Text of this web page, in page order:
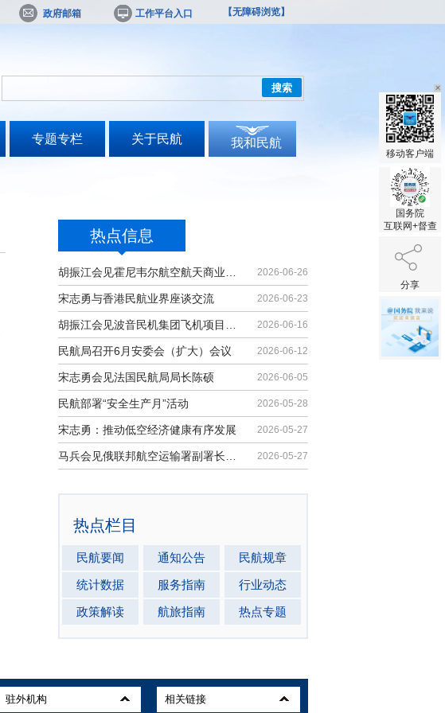
政府邮箱 工作平台入口 【无障碍浏览】
搜索
专题专栏 关于民航 我和民航
热点信息
2026-06-26
宋志勇与香港民航业界座谈交流 2026-06-23
2026-06-16
民航局召开6月安委会（扩大）会议 2026-06-12
宋志勇会见法国民航局局长陈硕 2026-06-05
民航部署“安全生产月”活动 2026-05-28
宋志勇：推动低空经济健康有序发展 2026-05-27
2026-05-27
热点栏目
民航要闻 通知公告
民航规章
统计数据
服务指南
行业动态
政策解读
航旅指南 热点专题
移动客户端
国务院
互联网+督查
分享